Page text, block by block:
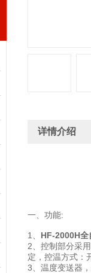
详情介绍
一、功能:
1、 HF-2000H全
2、控制部分采
定，控温方式：
3、温度变送器